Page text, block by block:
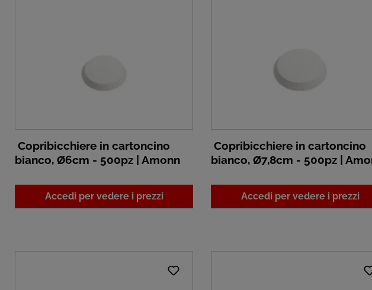
Copribicchiere in cartoncino
bianco, Ø6cm - 500pz | Amonn
Accedi per vedere i prezzi
Copribicchiere in cartoncino
bianco, Ø7,8cm - 500pz |
Accedi per vedere i prezzi